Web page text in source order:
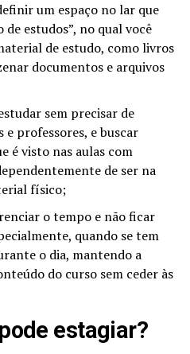
um espaço no lar que
estudos”, no qual você
de estudo, como livros
documentos e arquivos
sem precisar de
e professores, e buscar
é visto nas aulas com
de ser na
físico;
o tempo e não ficar
quando se tem
o dia, mantendo a
do curso sem ceder às
estagiar?